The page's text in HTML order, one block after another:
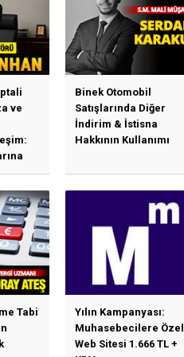
ve
Binek Otomobil
Satışlarında Diğer
İndirim & İstisna
Hakkının Kullanımı
Tabi
Yılın Kampanyası:
Muhasebecilere Özel
Web Sitesi 1.666 TL +